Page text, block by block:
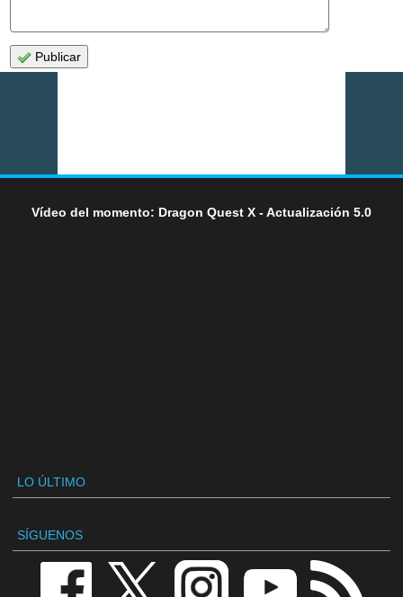
Publicar
Vídeo del momento: Dragon Quest X - Actualización 5.0
LO ÚLTIMO
SÍGUENOS